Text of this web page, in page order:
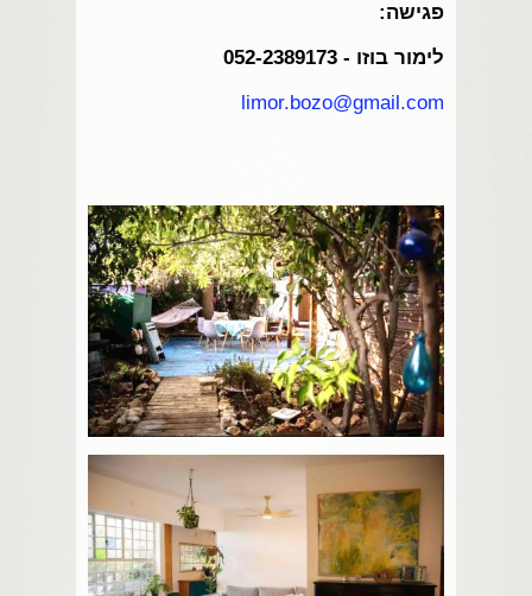
פגישה:
לימור בוזו - 052-2389173
limor.bozo@gmail.com